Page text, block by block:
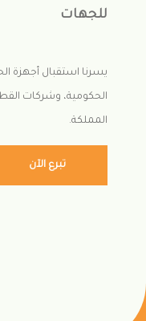
للجهات
يسرنا استقبال أجهزة
الحكومية، وشركات
المملكة.
تبرع الآن